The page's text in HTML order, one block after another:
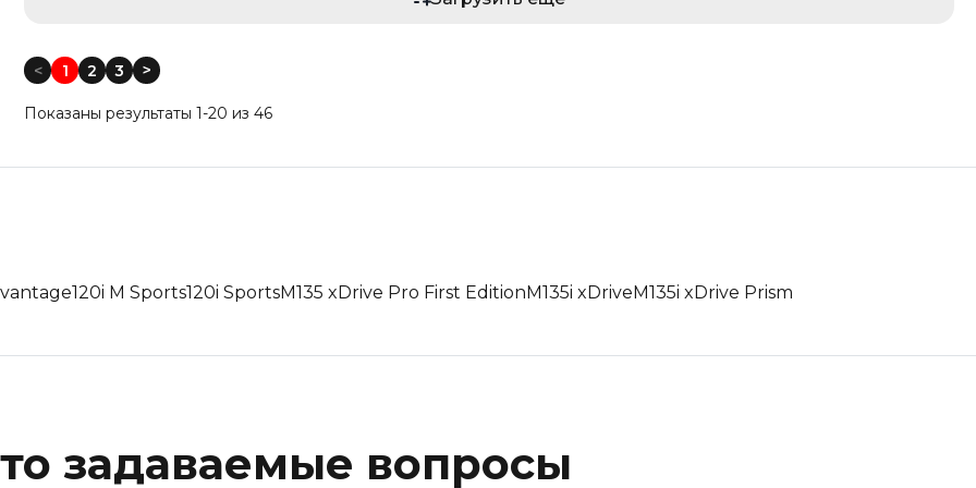
По дате: Новые
< 1 2 3 <
Показаны результаты 1-20 из 46
120i M Sports120i SportsM135 xDrive Pro First EditionM135i xDriveM135i xDrive Prism
задаваемые вопросы